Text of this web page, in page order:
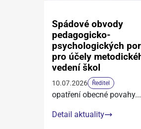
Spádové obvody
pedagogicko-
psychologických
pro účely
vedení škol
10.07.2026 Ředitel
opatření obecné povahy...
Detail aktuality